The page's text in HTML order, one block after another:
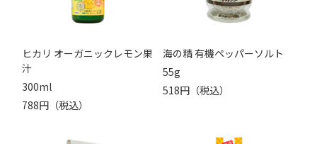
ヒカリ オーガニックレモン果
汁
300ml
788円（税込）
海の精 有機ペッパーソルト
55g
518円（税込）